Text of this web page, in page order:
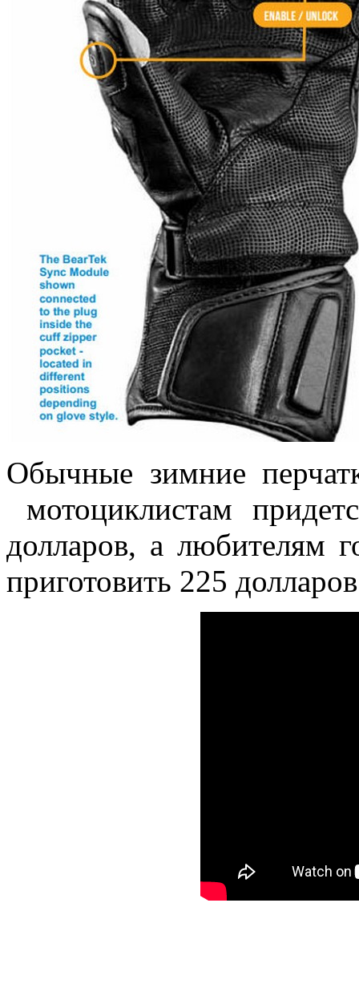
Обычные зимние
мотоциклистам
долларов, а любителям
приготовить 225